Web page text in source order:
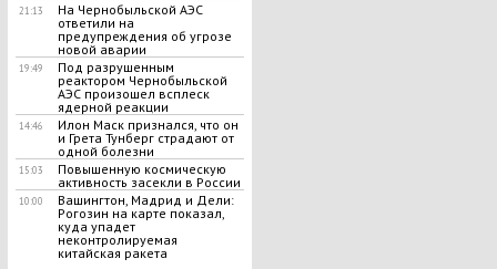
21:13
На Чернобыльской АЭС
ответили на
предупреждения об угрозе
новой аварии
19:49
Под разрушенным
реактором Чернобыльской
АЭС произошел всплеск
ядерной реакции
14:46
Илон Маск признался, что он
и Грета Тунберг страдают от
одной болезни
15:03
Повышенную космическую
активность засекли в России
10:00
Вашингтон, Мадрид и Дели:
Рогозин на карте показал,
куда упадет
неконтролируемая
китайская ракета